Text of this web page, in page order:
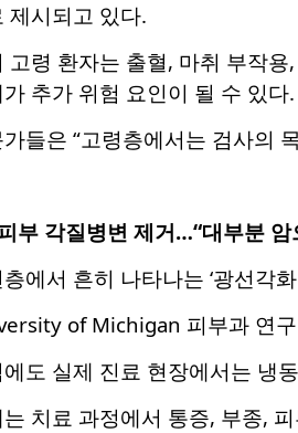
제시되고 있다.
고령 환자는 출혈, 마취 부작
추가 위험 요인이 될 수 있다.
들은 “고령층에서는 검사의
각질병변 제거…“대부분 암
에서 흔히 나타나는 ‘광선각
of Michigan 피부과 연
도 실제 진료 현장에서는 냉
치료 과정에서 통증, 부종,